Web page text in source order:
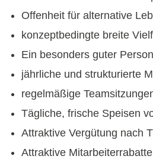
Offenheit für alternative
konzeptbedingte breite
Ein besonders guter
jährliche und strukturierte
regelmäßige
Tägliche, frische Speisen
Attraktive Vergütung nach
Attraktive